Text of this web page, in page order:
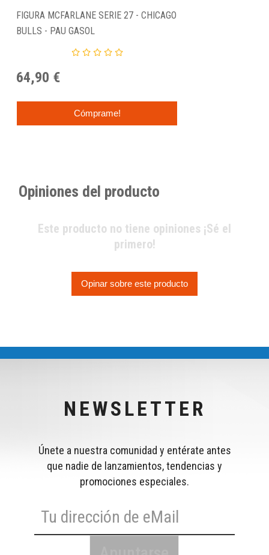
FIGURA MCFARLANE SERIE 27 - CHICAGO
BULLS - PAU GASOL
64,90 €
Cómprame!
Opiniones del producto
Este producto no tiene opiniones ¡Sé el
primero!
Opinar sobre este producto
NEWSLETTER
Únete a nuestra comunidad y entérate antes
que nadie de lanzamientos, tendencias y
promociones especiales.